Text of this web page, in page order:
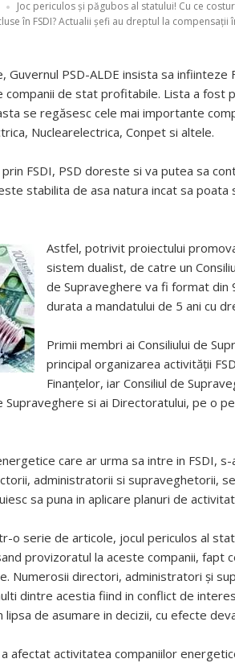
Joc periculos şi păgubos al statului! Cu ce
în FSDI? Actualii şefi au dreptul la
PSD-ALDE insista sa
companii de stat profitabile. Lista a fost
se regăsesc cele mai importante
Nuclearelectrica, Conpet si altele.
FSDI, PSD doreste si va putea sa
stabilita de asa natura incat sa
Astfel, potrivit proiectului
sistem dualist, de catre un
de Supraveghere va fi format din
durata a mandatului de 5 ani cu
Primii membri ai Consiliului de
principal organizarea activităţii
Finanţelor, iar Consiliul de
Supraveghere si ai Directoratului, pe o
care ar urma sa intre in FSDI,
administratorii si supraveghetorii,
sa puna in aplicare planuri de
o serie de articole, jocul periculos al
provizoratul la aceste companii, fapt
Numerosii directori, administratori și
dintre acestia fiind in conflict de
de asumare in decizii, cu efecte
afectat activitatea companiilor